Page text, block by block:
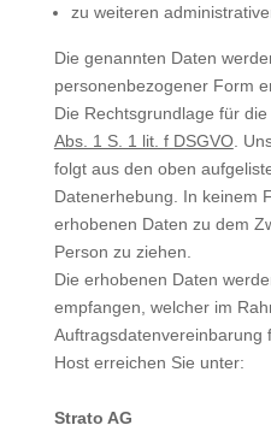
zu weiteren
Die genannten Daten
personenbezogener Form
Die Rechtsgrundlage für
Abs. 1 S. 1 lit. f DSGVO.
folgt aus den oben
Datenerhebung. In keinem
erhobenen Daten zu dem
Person zu ziehen.
Die erhobenen Daten
empfangen, welcher im
Auftragsdatenvereinbarung
Host erreichen Sie unter:
Strato AG